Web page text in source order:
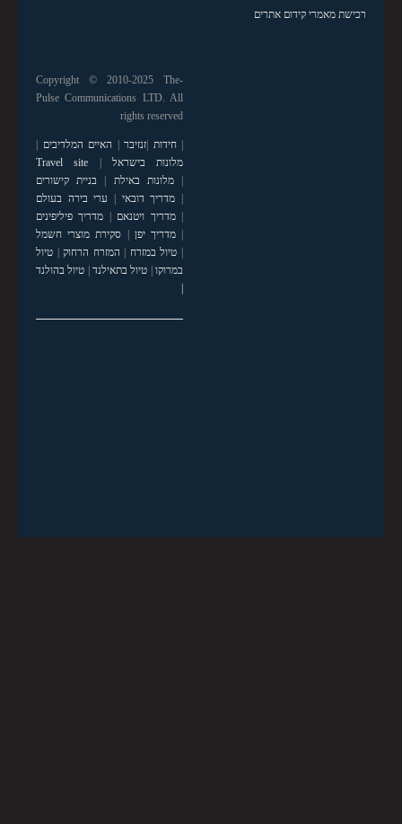
רכישת מאמרי קידום אתרים
Copyright © 2010-2025 The-
Pulse Communications LTD. All
rights reserved
|חידות |זנזיבר | האיים המלדיבים |
מלונות בישראל |
Travel site
|מלונות באילת | בניית קישורים
| מדריך דובאי | ערי בירה בעולם
|מדריך ויטנאם | מדריך פיליפינים
|מדריך יפן | סקירת מוצרי חשמל
| טיול במזרח | המזרח הרחוק| טיול
במרוקו| טיול בתאילנד| טיול בהולנד
|